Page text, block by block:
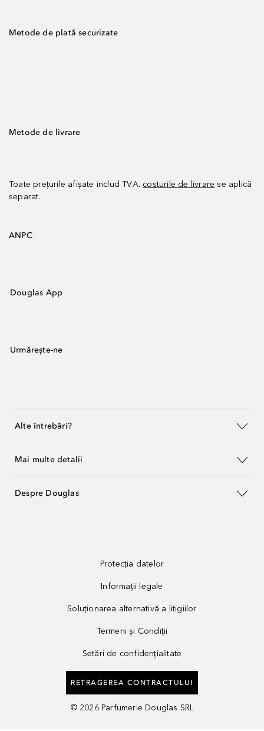
Metode de plată securizate
Metode de livrare
Toate prețurile afișate includ TVA. costurile de livrare se aplică
separat.
ANPC
Douglas App
Urmărește-ne
Alte întrebări?
Mai multe detalii
Despre Douglas
Protecția datelor
Informații legale
Soluționarea alternativă a litigiilor
Termeni și Condiții
Setări de confidențialitate
RETRAGEREA CONTRACTULUI
© 2026 Parfumerie Douglas SRL